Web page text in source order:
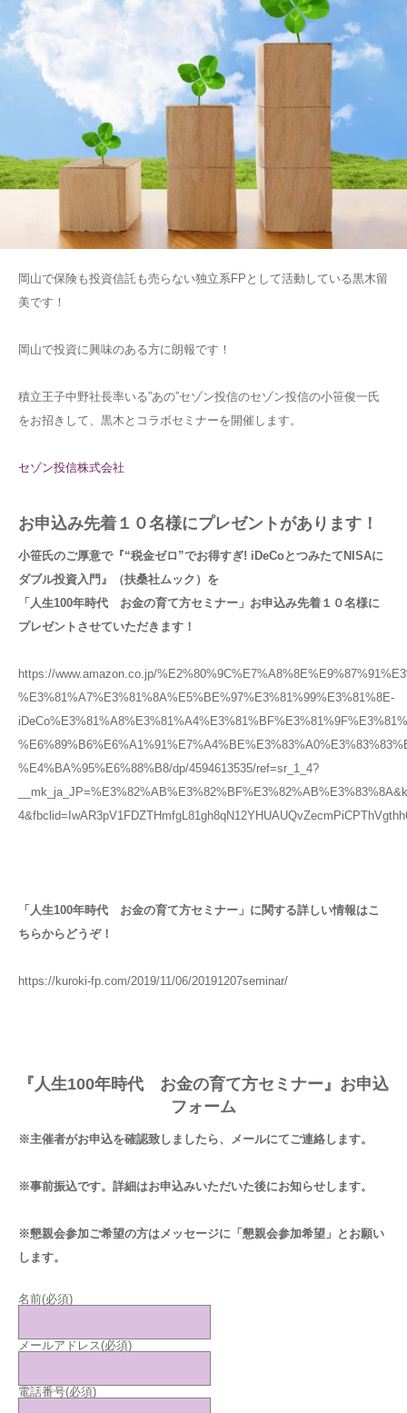
岡山で保険も投資信託も売らない独立系FPとして活動している黒木留
美です！
岡山で投資に興味のある方に朗報です！
積立王子中野社長率いる”あの”セゾン投信のセゾン投信の小笹俊一氏
をお招きして、黒木とコラボセミナーを開催します。
セゾン投信株式会社
お申込み先着１０名様にプレゼントがあります！
小笹氏のご厚意で『“税金ゼロ”でお得すぎ! iDeCoとつみたてNISAに
ダブル投資入門』（扶桑社ムック）を
「人生100年時代 お金の育て方セミナー」お申込み先着１０名様に
プレゼントさせていただきます！
https://www.amazon.co.jp/
%E3%81%A7%E3%81%8A%E5%BE%97%E3%81%99%E3%81%8E-
%E4%BA%95%E6%88%B8/dp/4594613535/ref=sr_1_4?
「人生100年時代 お金の育て方セミナー」に関する詳しい情報はこ
ちらからどうぞ！
https://kuroki-fp.com/2019/11/06/20191207seminar/
『人生100年時代 お金の育て方セミナー』お申込
フォーム
※主催者がお申込を確認致しましたら、メールにてご連絡します。
※事前振込です。詳細はお申込みいただいた後にお知らせします。
※懇親会参加ご希望の方はメッセージに「懇親会参加希望」とお願い
します。
名前(必須)
メールアドレス(必須)
電話番号(必須)